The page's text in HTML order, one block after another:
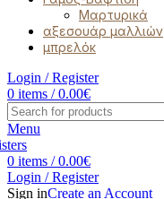
Μαρτυρικά
αξεσουάρ μαλλιών
μπρελόκ
Login / Register
0 items / 0.00€
Menu
0 items / 0.00€
Login / Register
Sign inCreate an Account